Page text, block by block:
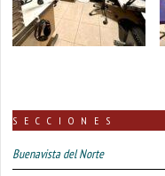
SECCIONES
Buenavista del Norte